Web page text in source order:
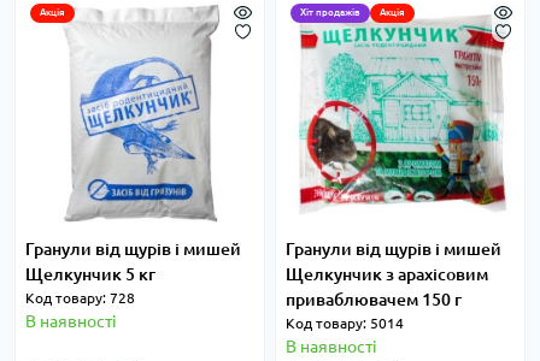
Акція
Гранули від щурів і мишей
Щелкунчик 5 кг
Код товару: 728
В наявності
Хіт продажів Акція
Гранули від щурів і мишей
Щелкунчик з арахісовим
приваблювачем 150 г
Код товару: 5014
В наявності